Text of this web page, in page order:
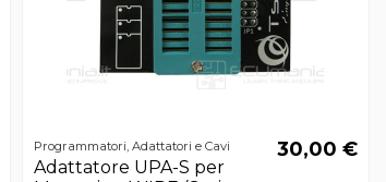
Programmatori, Adattatori e Cavi
Adattatore UPA-S per
30,00 €